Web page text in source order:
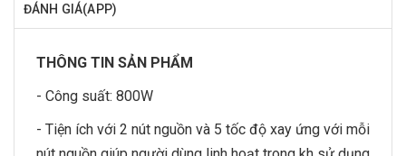
ĐÁNH GIÁ(APP)
THÔNG TIN SẢN PHẨM
- Công suất: 800W
- Tiện ích với 2 nút nguồn và 5 tốc độ xay ứng với mỗi